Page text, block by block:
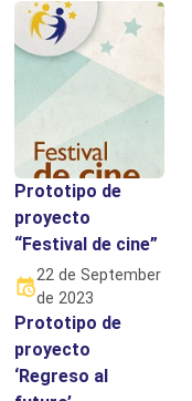
Prototipo de
proyecto
“Festival de cine”
22 de September
de 2023
Prototipo de
proyecto
‘Regreso al